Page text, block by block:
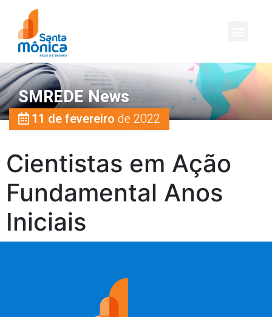
SMREDE News
11 de fevereiro de 2022
Cientistas em Ação
Fundamental Anos
Iniciais